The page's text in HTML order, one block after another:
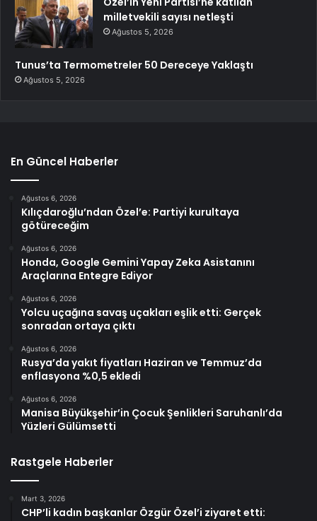
milletvekili sayısı netleşti
Ağustos 5, 2026
Tunus’ta Termometreler 50 Dereceye Yaklaştı
Ağustos 5, 2026
En Güncel Haberler
Ağustos 6, 2026
Kılıçdaroğlu’ndan Özel’e: Partiyi kurultaya
götüreceğim
Ağustos 6, 2026
Honda, Google Gemini Yapay Zeka Asistanını
Araçlarına Entegre Ediyor
Ağustos 6, 2026
Yolcu uçağına savaş uçakları eşlik etti: Gerçek
sonradan ortaya çıktı
Ağustos 6, 2026
Rusya’da yakıt fiyatları Haziran ve Temmuz’da
enflasyona %0,5 ekledi
Ağustos 6, 2026
Manisa Büyükşehir’in Çocuk Şenlikleri Saruhanlı’da
Yüzleri Gülümsetti
Rastgele Haberler
Mart 3, 2026
CHP’li kadın başkanlar Özgür Özel’i ziyaret etti: